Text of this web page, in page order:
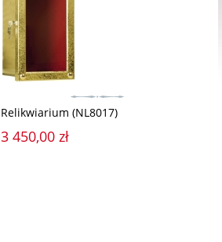
Relikwiarium (NL8017)
3 450,00 zł